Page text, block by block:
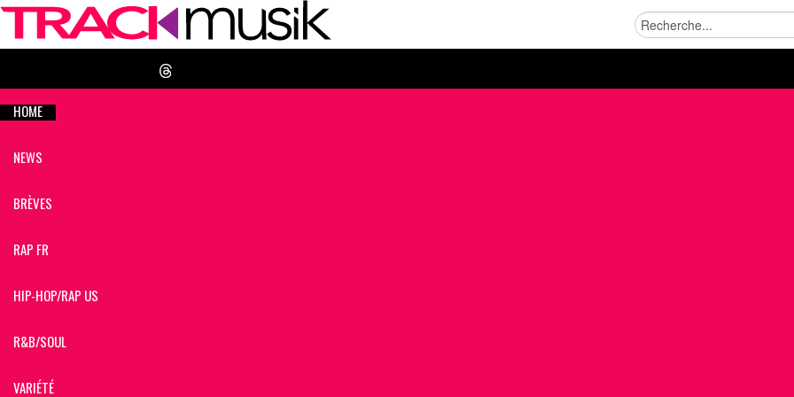
HOME
NEWS
BRÈVES
RAP FR
HIP-HOP/RAP US
R&B/SOUL
VARIÉTÉ